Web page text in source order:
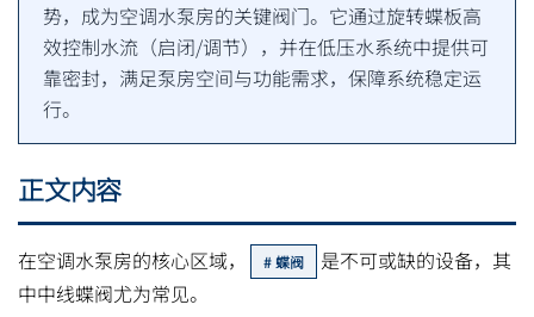
势，成为空调水泵房的关键阀门。它通过旋转蝶板高
效控制水流（启闭/调节），并在低压水系统中提供可
靠密封，满足泵房空间与功能需求，保障系统稳定运
行。
正文内容
在空调水泵房的核心区域， 蝶阀
是不可或缺的设备，其
中中线蝶阀尤为常见。